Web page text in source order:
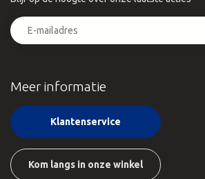
Meer informatie
Klantenservice
Kom langs in onze winkel